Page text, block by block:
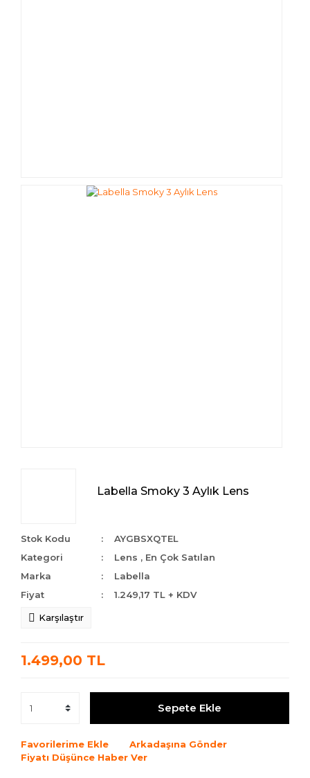
Labella Smoky 3 Aylık Lens
Stok Kodu
AYGBSXQTEL
Kategori
Lens , En Çok Satılan
Marka
Labella
Fiyat
1.249,17 TL + KDV
Karşılaştır
1.499,00 TL
Sepete Ekle
Favorilerime Ekle
Arkadaşına Gönder
Fiyatı Düşünce Haber Ver